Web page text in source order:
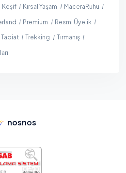
Keşif Kırsal Yaşam
MaceraRuhu
Premium
Resmi Üyelik
Tabiat Trekking
Tırmanış
nosnos